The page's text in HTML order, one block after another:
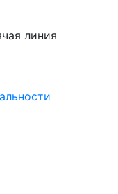
линия